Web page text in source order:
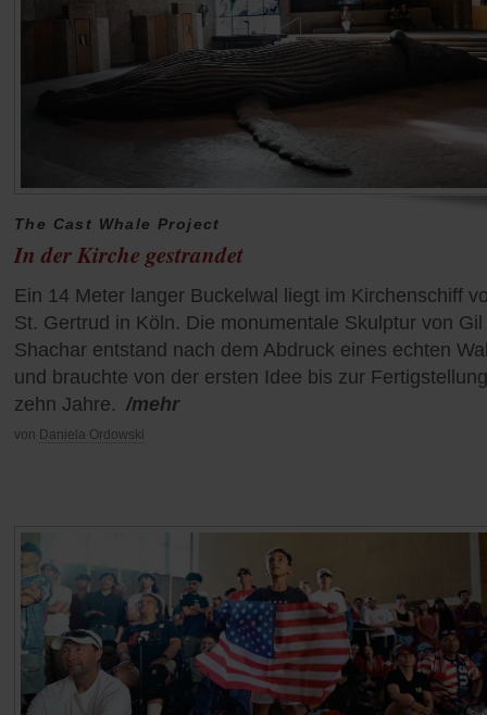
The Cast Whale Project
In der Kirche gestrandet
Ein 14 Meter langer Buckelwal liegt im Kirchenschiff
St. Gertrud in Köln. Die monumentale Skulptur von Gil
Shachar entstand nach dem Abdruck eines echten
und brauchte von der ersten Idee bis zur Fertigstellung
zehn Jahre. /mehr
von Daniela Ordowski